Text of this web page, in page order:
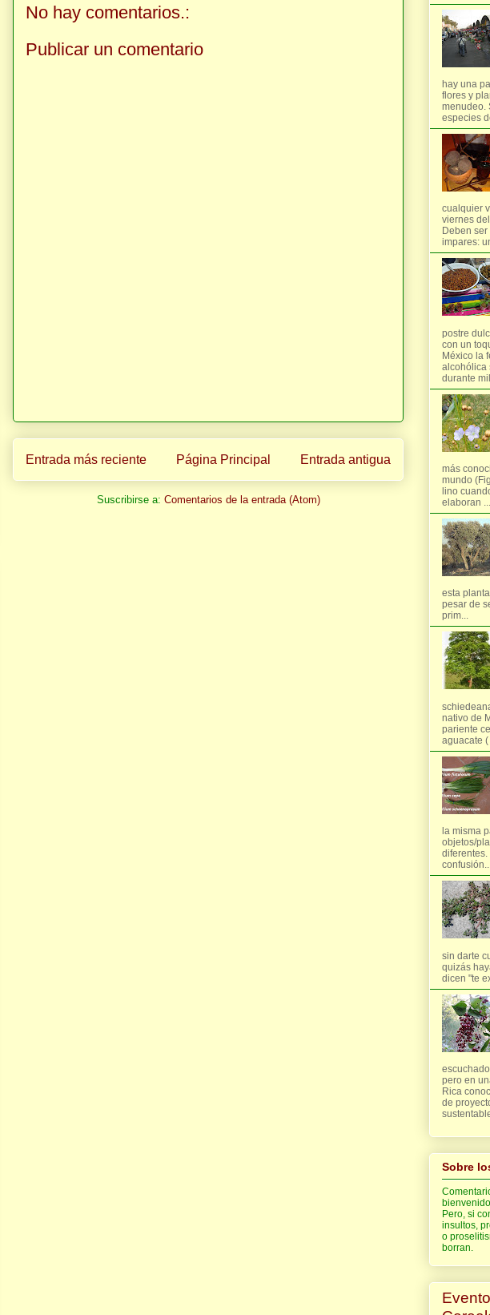
No hay comentarios.:
Publicar un comentario
Entrada más reciente Entrada antigua
Página Principal
Suscribirse a: Comentarios de la entrada (Atom)
hay una
flores y
menudeo.
especies
cualquier
viernes
Deben
impares:
postre
con un
México la
alcohólica
durante
más
mundo
lino
elaboran ...
esta
pesar de
prim...
nativo de
pariente
aguacate (
la misma
objetos/
sin darte
quizás
dicen "te
pero en
Rica
de
Sobre
Pero, si
insultos,
o
borran.
Evento